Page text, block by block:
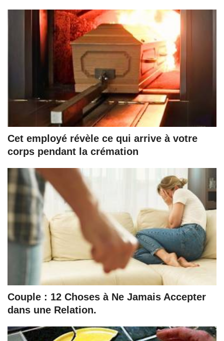
Cet employé révèle ce qui arrive à votre
corps pendant la crémation
Couple : 12 Choses à Ne Jamais Accepter
dans une Relation.